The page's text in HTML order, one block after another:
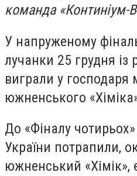
команда «Континіум-
У напруженому
лучанки 25 грудня із
виграли у
южненського
До «Фіналу
України потрапили,
южненський «Хімік»,